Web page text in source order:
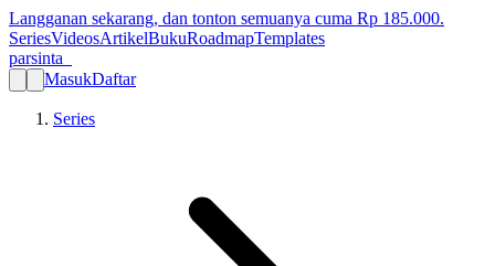
Langganan sekarang, dan tonton semuanya cuma Rp 185.000.
SeriesVideosArtikelBukuRoadmapTemplates
parsinta_
MasukDaftar
Series